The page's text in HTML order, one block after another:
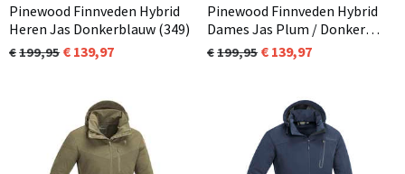
Pinewood Finnveden Hybrid
Heren Jas Donkerblauw (349)
199,95 139,97
Pinewood Finnveden Hybrid
Dames Jas Plum / Donker
Antraciet (582)
199,95 139,97